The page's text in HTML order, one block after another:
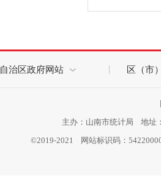
自治区政府网站 区（市
主办：山南市统计局 地址
©2019-2021 网站标识码：